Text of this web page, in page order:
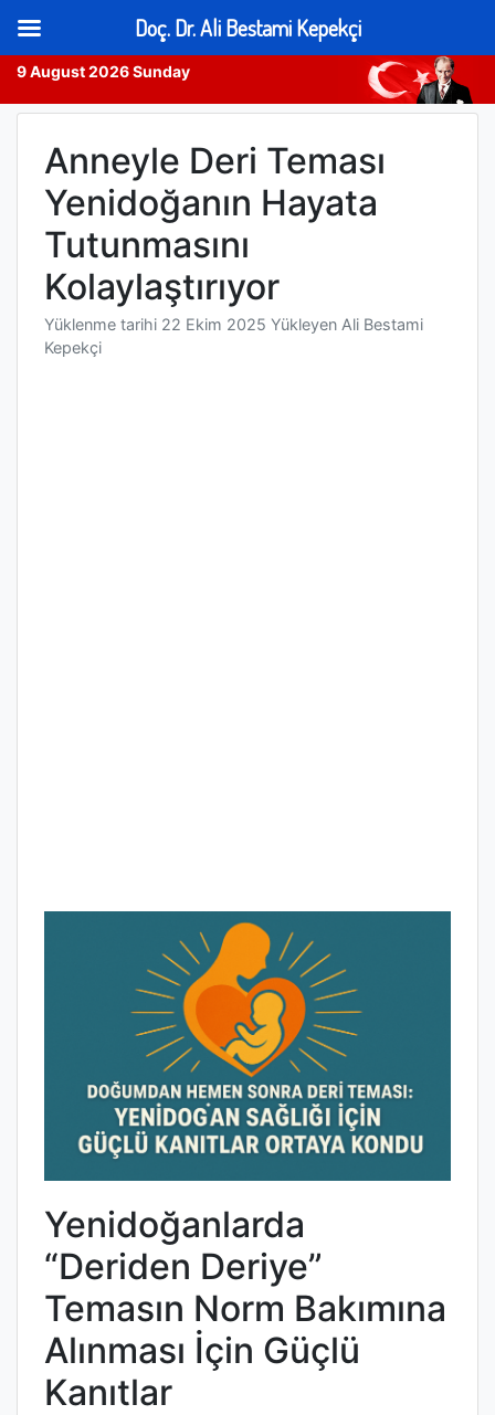
9 August 2026 Sunday
Skip
contentAnneyle Deri Teması
Yenidoğanın Hayata
Tutunmasını
Kolaylaştırıyor
Yüklenme tarihi 22 Ekim 2025 Yükleyen Ali Bestami
Kepekçi
Yenidoğanlarda
“Deriden Deriye”
Temasın Norm Bakımına
Alınması İçin Güçlü
Kanıtlar
Doç. Dr. Ali Bestami Kepekçi